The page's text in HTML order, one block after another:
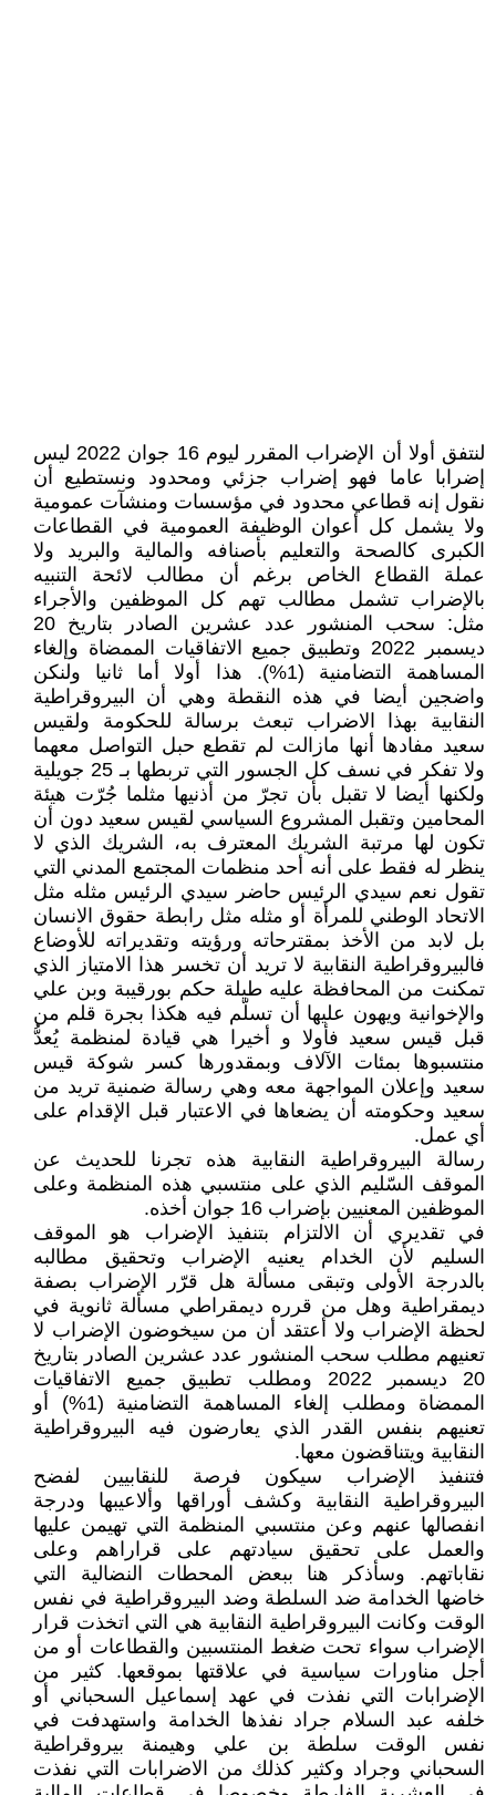
لنتفق أولا أن الإضراب المقرر ليوم 16 جوان 2022 ليس
إضرابا عاما فهو إضراب جزئي ومحدود ونستطيع أن
نقول إنه قطاعي محدود في مؤسسات ومنشآت عمومية
ولا يشمل كل أعوان الوظيفة العمومية في القطاعات
الكبرى كالصحة والتعليم بأصنافه والمالية والبريد ولا
عملة القطاع الخاص برغم أن مطالب لائحة التنبيه
بالإضراب تشمل مطالب تهم كل الموظفين والأجراء
مثل: سحب المنشور عدد عشرين الصادر بتاريخ 20
ديسمبر 2022 وتطبيق جميع الاتفاقيات الممضاة وإلغاء
المساهمة التضامنية (1%). هذا أولا أما ثانيا ولنكن
واضجين أيضا في هذه النقطة وهي أن البيروقراطية
النقابية بهذا الاضراب تبعث برسالة للحكومة ولقيس
سعيد مفادها أنها مازالت لم تقطع حبل التواصل معهما
ولا تفكر في نسف كل الجسور التي تربطها بـ 25 جويلية
ولكنها أيضا لا تقبل بأن تجرّ من أذنيها مثلما جُرّت هيئة
المحامين وتقبل المشروع السياسي لقيس سعيد دون أن
تكون لها مرتبة الشريك المعترف به، الشريك الذي لا
ينظر له فقط على أنه أحد منظمات المجتمع المدني التي
تقول نعم سيدي الرئيس حاضر سيدي الرئيس مثله مثل
الاتحاد الوطني للمرأة أو مثله مثل رابطة حقوق الانسان
بل لابد من الأخذ بمقترحاته ورؤيته وتقديراته للأوضاع
فالبيروقراطية النقابية لا تريد أن تخسر هذا الامتياز الذي
تمكنت من المحافظة عليه طيلة حكم بورقيبة وبن علي
والإخوانية ويهون عليها أن تسلّم فيه هكذا بجرة قلم من
قبل قيس سعيد فأولا و أخيرا هي قيادة لمنظمة يُعدُّ
منتسبوها بمئات الآلاف وبمقدورها كسر شوكة قيس
سعيد وإعلان المواجهة معه وهي رسالة ضمنية تريد من
سعيد وحكومته أن يضعاها في الاعتبار قبل الإقدام على
أي عمل.
رسالة البيروقراطية النقابية هذه تجرنا للحديث عن
الموقف السّليم الذي على منتسبي هذه المنظمة وعلى
الموظفين المعنيين بإضراب 16 جوان أخذه.
في تقديري أن الالتزام بتنفيذ الإضراب هو الموقف
السليم لأن الخدام يعنيه الإضراب وتحقيق مطالبه
بالدرجة الأولى وتبقى مسألة هل قرّر الإضراب بصفة
ديمقراطية وهل من قرره ديمقراطي مسألة ثانوية في
لحظة الإضراب ولا أعتقد أن من سيخوضون الإضراب لا
تعنيهم مطلب سحب المنشور عدد عشرين الصادر بتاريخ
20 ديسمبر 2022 ومطلب تطبيق جميع الاتفاقيات
الممضاة ومطلب إلغاء المساهمة التضامنية (1%) أو
تعنيهم بنفس القدر الذي يعارضون فيه البيروقراطية
النقابية ويتناقضون معها.
فتنفيذ الإضراب سيكون فرصة للنقابيين لفضح
البيروقراطية النقابية وكشف أوراقها وألاعيبها ودرجة
انفصالها عنهم وعن منتسبي المنظمة التي تهيمن عليها
والعمل على تحقيق سيادتهم على قراراهم وعلى
نقاباتهم. وسأذكر هنا ببعض المحطات النضالية التي
خاضها الخدامة ضد السلطة وضد البيروقراطية في نفس
الوقت وكانت البيروقراطية النقابية هي التي اتخذت قرار
الإضراب سواء تحت ضغط المنتسبين والقطاعات أو من
أجل مناورات سياسية في علاقتها بموقعها. كثير من
الإضرابات التي نفذت في عهد إسماعيل السحباني أو
خلفه عبد السلام جراد نفذها الخدامة واستهدفت في
نفس الوقت سلطة بن علي وهيمنة بيروقراطية
السحباني وجراد وكثير كذلك من الاضرابات التي نفذت